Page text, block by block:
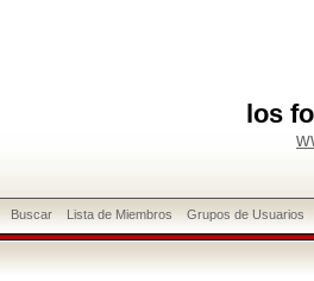
los
Buscar Lista de Miembros Grupos de Usuarios